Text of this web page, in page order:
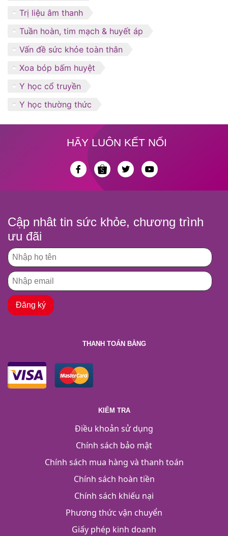
Trị liệu âm thanh
Tuần hoàn, tim mạch & huyết áp
Vấn đề sức khỏe toàn thân
Xoa bóp bấm huyệt
Y học cổ truyền
Y học thường thức
HÃY LUÔN KẾT NỐI
Cập nhât tin sức khỏe, chương trình
ưu đãi
THANH TOÁN BẰNG
KIỂM TRA
Điều khoản sử dụng
Chính sách bảo mật
Chính sách mua hàng và thanh toán
Chính sách hoàn tiền
Chính sách khiếu nại
Phương thức vận chuyển
Giấy phép kinh doanh